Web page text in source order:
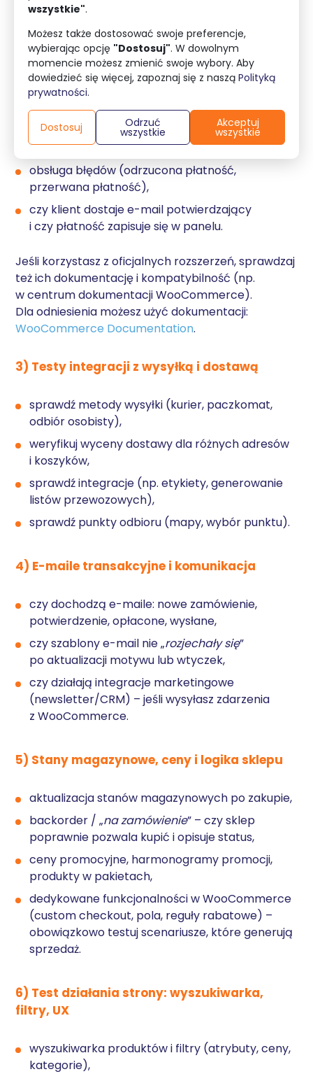
wszystkie".
Możesz także dostosować swoje preferencje,
wybierając opcję "Dostosuj". W dowolnym
momencie możesz zmienić swoje wybory. Aby
dowiedzieć się więcej, zapoznaj się z naszą Polityką
prywatności.
Dostosuj Odrzuć
wszystkie
Akceptuj
wszystkie
To punkt, który po aktualizacji „
której używasz:
transakcja testowa (sandbox) lub niskokwotowa
na produkcji,
powrót do sklepu po płatności (redirect),
zmiana statusu zamówienia (opłacone /
oczekujące / anulowane),
obsługa błędów (odrzucona płatność,
przerwana płatność),
czy klient dostaje e-mail potwierdzający
i czy płatność zapisuje się w panelu.
Jeśli korzystasz z oficjalnych rozszerzeń, sprawdzaj
też ich dokumentację i kompatybilność (np.
w centrum dokumentacji WooCommerce).
Dla odniesienia możesz użyć dokumentacji:
WooCommerce Documentation.
3) Testy integracji z wysyłką i dostawą
sprawdź metody wysyłki (kurier, paczkomat,
odbiór osobisty),
weryfikuj wyceny dostawy dla różnych adresów
i koszyków,
sprawdź integracje (np. etykiety, generowanie
listów przewozowych),
sprawdź punkty odbioru (mapy, wybór punktu).
4) E-maile transakcyjne i komunikacja
czy dochodzą e-maile: nowe zamówienie,
potwierdzenie, opłacone, wysłane,
czy szablony e-mail nie „rozjechały się”
po aktualizacji motywu lub wtyczek,
czy działają integracje marketingowe
(newsletter/CRM) – jeśli wysyłasz zdarzenia
z WooCommerce.
5) Stany magazynowe, ceny i logika sklepu
aktualizacja stanów magazynowych po zakupie,
backorder / „na zamówienie” – czy sklep
poprawnie pozwala kupić i opisuje status,
ceny promocyjne, harmonogramy promocji,
produkty w pakietach,
dedykowane funkcjonalności w WooCommerce
(custom checkout, pola, reguły rabatowe) –
obowiązkowo testuj scenariusze, które generują
sprzedaż.
6) Test działania strony: wyszukiwarka,
filtry, UX
wyszukiwarka produktów i filtry (atrybuty, ceny,
kategorie),